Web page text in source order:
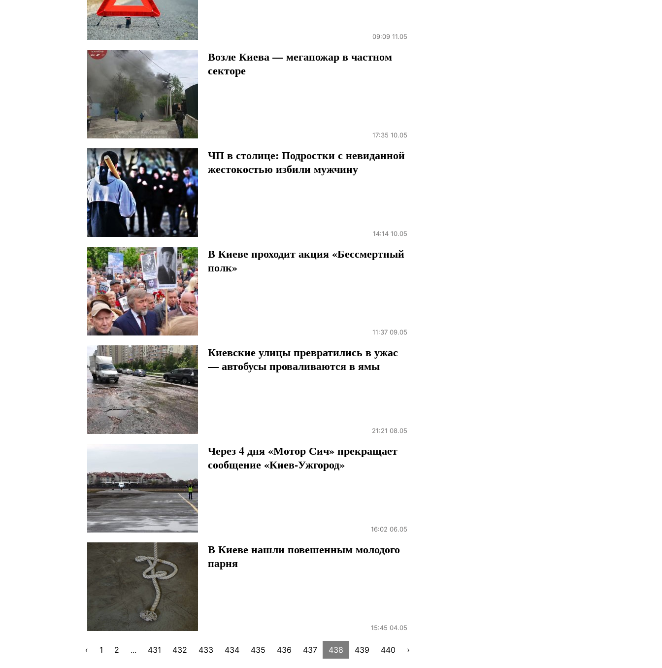
09:09 11.05
Возле Киева — мегапожар в частном
секторе
17:35 10.05
ЧП в столице: Подростки с невиданной
жестокостью избили мужчину
14:14 10.05
В Киеве проходит акция «Бессмертный
полк»
11:37 09.05
Киевские улицы превратились в ужас
— автобусы проваливаются в ямы
21:21 08.05
Через 4 дня «Мотор Сич» прекращает
сообщение «Киев-Ужгород»
16:02 06.05
В Киеве нашли повешенным молодого
парня
15:45 04.05
‹ 1 2 ... 431 432 433 434 435 436 437 438 439 440 ›